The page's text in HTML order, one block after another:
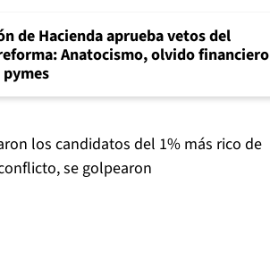
de Hacienda aprueba vetos del
Anatocismo, olvido financiero
los candidatos del 1% más rico de
se golpearon